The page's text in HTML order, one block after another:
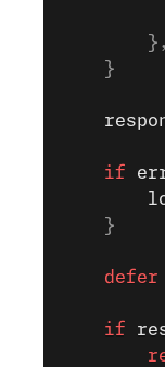
		},
	}
	if
	}
	defer
	if